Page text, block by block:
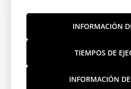
INFORMACIÓN
TIEMPOS DE
INFORMACIÓN